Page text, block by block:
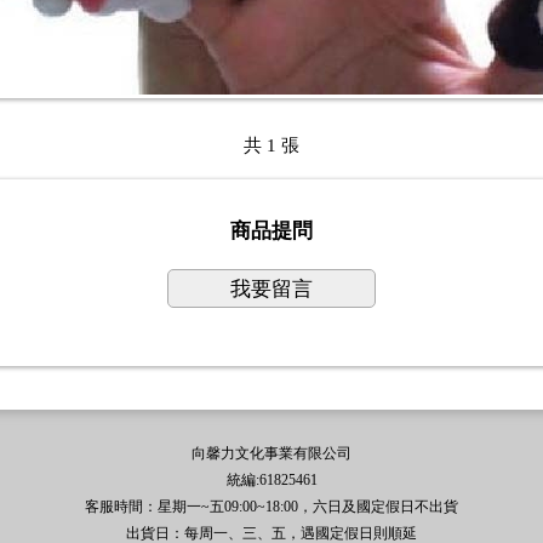
共 1 張
商品提問
我要留言
向馨力文化事業有限公司
統編:61825461
客服時間：星期一~五09:00~18:00，六日及國定假日不出貨
出貨日：每周一、三、五，遇國定假日則順延